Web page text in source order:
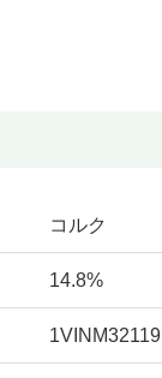
コルク
14.8%
1VINM32119